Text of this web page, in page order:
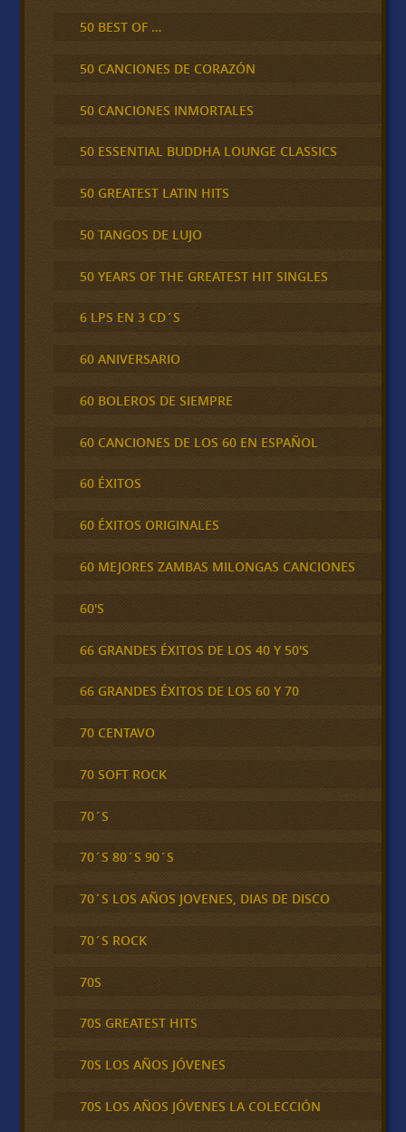
50 BEST OF …
50 CANCIONES DE CORAZÓN
50 CANCIONES INMORTALES
50 ESSENTIAL BUDDHA LOUNGE CLASSICS
50 GREATEST LATIN HITS
50 TANGOS DE LUJO
50 YEARS OF THE GREATEST HIT SINGLES
6 LPS EN 3 CD´S
60 ANIVERSARIO
60 BOLEROS DE SIEMPRE
60 CANCIONES DE LOS 60 EN ESPAÑOL
60 ÉXITOS
60 ÉXITOS ORIGINALES
60 MEJORES ZAMBAS MILONGAS CANCIONES
60'S
66 GRANDES ÉXITOS DE LOS 40 Y 50'S
66 GRANDES ÉXITOS DE LOS 60 Y 70
70 CENTAVO
70 SOFT ROCK
70´S
70´S 80´S 90´S
70´S LOS AÑOS JOVENES, DIAS DE DISCO
70´S ROCK
70S
70S GREATEST HITS
70S LOS AÑOS JÓVENES
70S LOS AÑOS JÓVENES LA COLECCIÓN